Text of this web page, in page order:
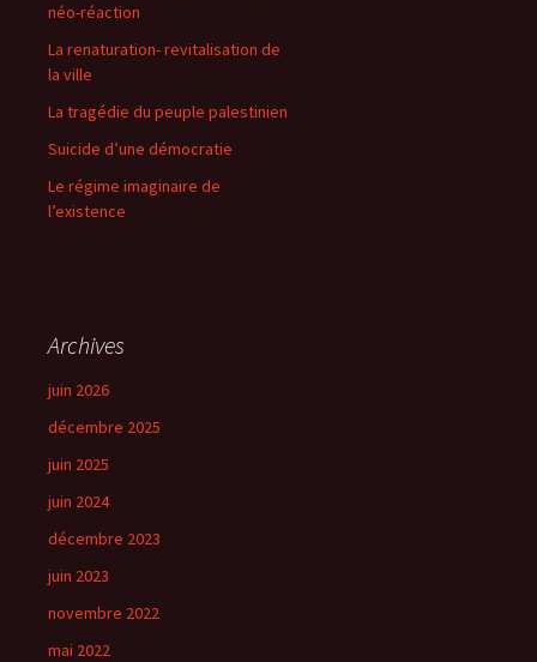
néo-réaction
La renaturation- revitalisation de
la ville
La tragédie du peuple palestinien
Suicide d’une démocratie
Le régime imaginaire de
l’existence
Archives
juin 2026
décembre 2025
juin 2025
juin 2024
décembre 2023
juin 2023
novembre 2022
mai 2022